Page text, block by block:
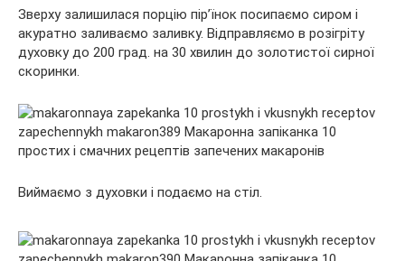
Зверху залишилася порцію пір’їнок посипаємо сиром і
акуратно заливаємо заливку. Відправляємо в розігріту
духовку до 200 град. на 30 хвилин до золотистої сирної
скоринки.
Виймаємо з духовки і подаємо на стіл.